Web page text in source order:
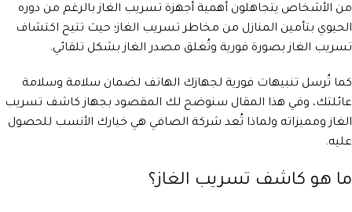
من الأشخاص يتجاهلون أهمية أجهزة تسريب الغاز بالرغم من دوره
الحيوي بتأمين المنازل من مخاطر تسريب الغاز؛ حيث تتيح اكتشاف
تسريب الغاز بصورة فورية وتُغلق مصدر الغاز بشكل تلقائي.
كما تُرسل تنبيهات فورية لجهازك الهاتف لضمان سلامة وسلامة
عائلتك، وفي هذا المقال سنوضح لك المقصود بجهاز كاشف تسريب
الغاز ومميزاته ولماذا تُعد شركة الصافي هي خيارك الأنسب للحصول
عليه.
ما هو كاشف تسريب الغاز؟